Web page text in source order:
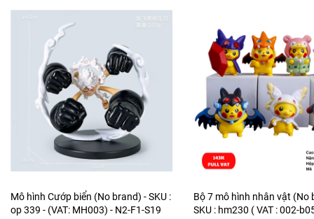
Mô hình Cướp biển (No brand) - SKU :
op 339 - (VAT: MH003) - N2-F1-S19
Bộ 7 mô hình nhân vật (No
SKU : hm230 ( VAT : 002-